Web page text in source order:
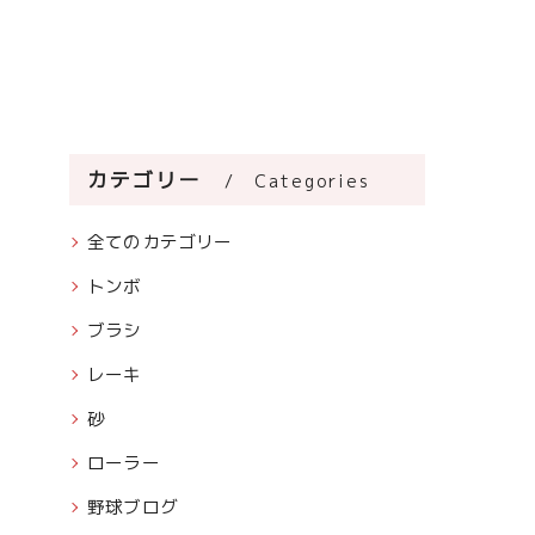
カテゴリー Categories
全てのカテゴリー
トンボ
ブラシ
レーキ
砂
ローラー
野球ブログ